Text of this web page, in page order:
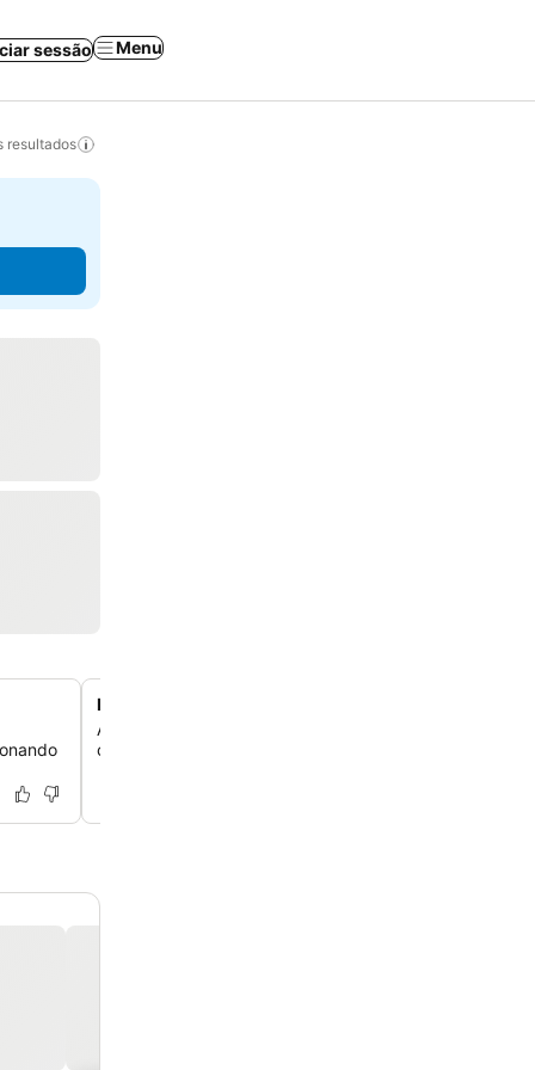
sessão Menu
resultados
Localização central na cidade de Loutraki
Aproveite o fácil acesso a lojas, restaurantes e ao
com tudo o que você precisa a uma curta distância a